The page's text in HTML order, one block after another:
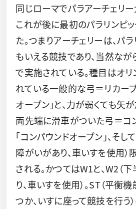
同じローマでパラアーチェリ
これが後に最初のパラリンピ
た。つまりアーチェリーは、パ
もいえる競技であり、当然な
で実施されている。種目はオ
れている一般的な弓＝リカー
オープン」と、力が弱くても矢
両先端に滑車がついた弓＝コ
「コンパウンドオープン」、そし
障がいがあり、車いすを使用
される。かつてはW1と、W2（
り、車いすを使用）。ST（平衡
つか、いすに座って競技を行う